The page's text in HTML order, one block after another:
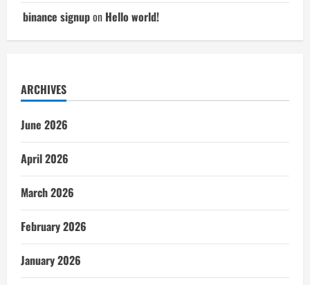
binance signupon Hello world!
ARCHIVES
June 2026
April 2026
March 2026
February 2026
January 2026